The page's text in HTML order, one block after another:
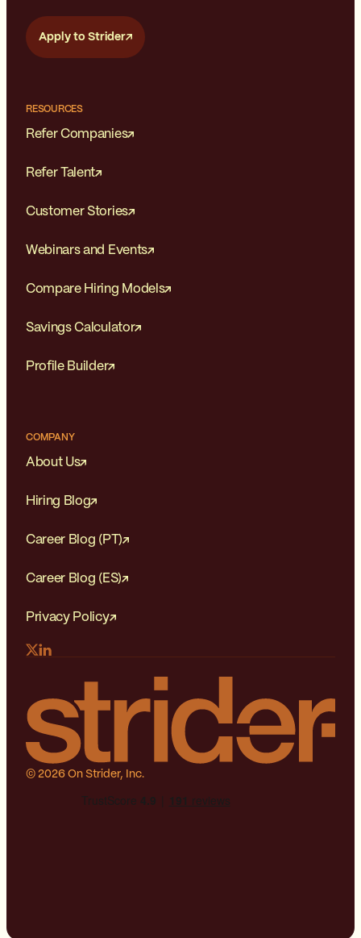
Apply to Strider
RESOURCES
Refer Companies
Refer Talent
Customer Stories
Webinars and Events
Compare Hiring Models
Savings Calculator
Profile Builder
COMPANY
About Us
Hiring Blog
Career Blog (PT)
Career Blog (ES)
Privacy Policy
© 2026 On Strider, Inc.